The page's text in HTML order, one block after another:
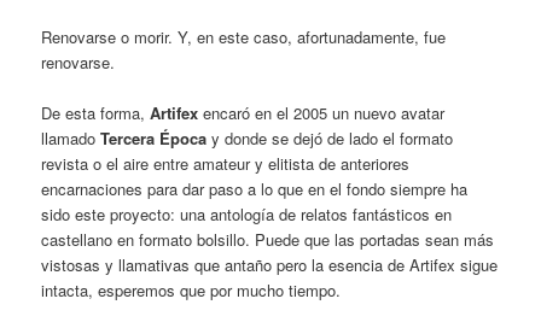
Renovarse o morir. Y, en este caso, afortunadamente, fue
renovarse.
De esta forma,Artifex encaró en el 2005 un nuevo avatar
llamadoTercera Época y donde se dejó de lado el formato
revista o el aire entre amateur y elitista de anteriores
encarnaciones para dar paso a lo que en el fondo siempre ha
sido este proyecto: una antología de relatos fantásticos en
castellano en formato bolsillo. Puede que las portadas sean más
vistosas y llamativas que antaño pero la esencia de Artifex sigue
intacta, esperemos que por mucho tiempo.